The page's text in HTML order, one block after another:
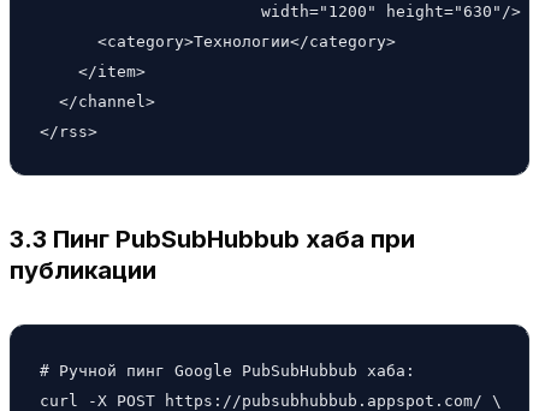
                       width="1200" height="630"/>
      <category>Технологии</category>
    </item>
  </channel>
</rss>
3.3 Пинг PubSubHubbub хаба при
публикации
# Ручной пинг Google PubSubHubbub хаба:
curl -X POST https://pubsubhubbub.appspot.com/ \